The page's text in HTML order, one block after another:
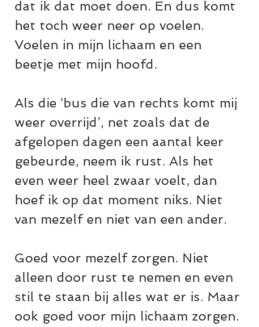
dat ik dat moet doen. En dus komt
het toch weer neer op voelen.
Voelen in mijn lichaam en een
beetje met mijn hoofd.
Als die ‘bus die van rechts komt mij
weer overrijd’, net zoals dat de
afgelopen dagen een aantal keer
gebeurde, neem ik rust. Als het
even weer heel zwaar voelt, dan
hoef ik op dat moment niks. Niet
van mezelf en niet van een ander.
Goed voor mezelf zorgen. Niet
alleen door rust te nemen en even
stil te staan bij alles wat er is. Maar
ook goed voor mijn lichaam zorgen.